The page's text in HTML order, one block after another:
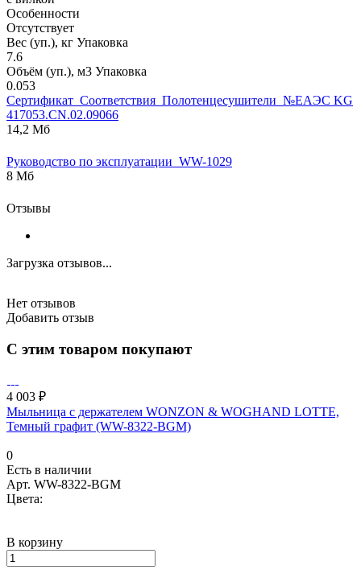
Особенности
Отсутствует
Вес (уп.), кг Упаковка
7.6
Объём (уп.), м3 Упаковка
0.053
Сертификат_Соответствия_Полотенцесушители_№ЕАЭС KG
417053.CN.02.09066
14,2 Мб
Руководство по эксплуатации_WW-1029
8 Мб
Отзывы
Загрузка отзывов...
Нет отзывов
Добавить отзыв
С этим товаром покупают
4 003 ₽
Мыльница с держателем WONZON & WOGHAND LOTTE,
Темный графит (WW-8322-BGM)
0
Есть в наличии
Арт. WW-8322-BGM
Цвета:
В корзину